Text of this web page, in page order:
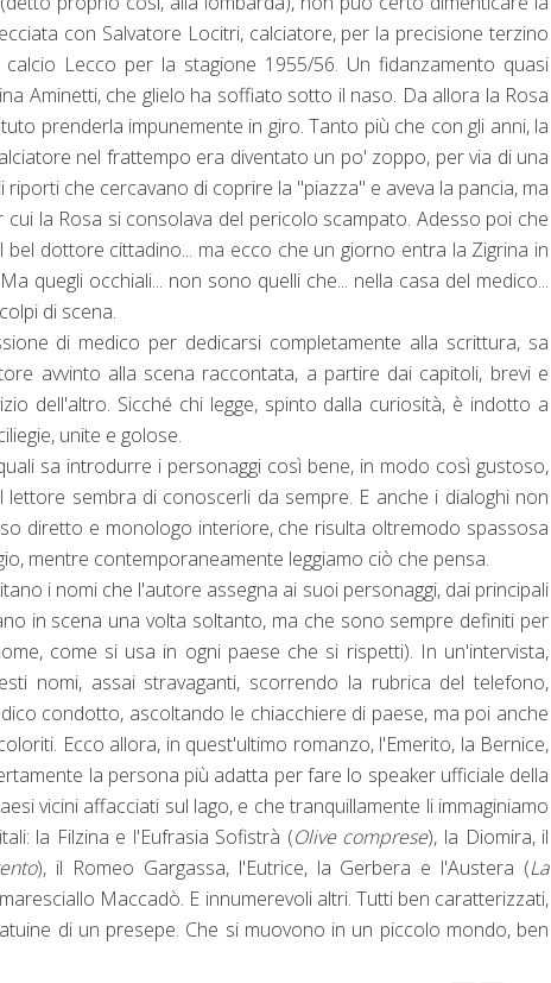
con Salvatore Locitri, calciatore, per la precisione terzino
Lecco per la stagione 1955/56. Un fidanzamento quasi
Aminetti, che glielo ha soffiato sotto il naso. Da allora la Rosa
prenderla impunemente in giro. Tanto più che con gli anni, la
nel frattempo era diventato un po' zoppo, per via di una
che cercavano di coprire la "piazza" e aveva la pancia, ma
la Rosa si consolava del pericolo scampato. Adesso poi che
dottore cittadino... ma ecco che un giorno entra la Zigrina in
quegli occhiali... non sono quelli che... nella casa del medico...
di scena.
di medico per dedicarsi completamente alla scrittura, sa
avvinto alla scena raccontata, a partire dai capitoli, brevi e
dell'altro. Sicché chi legge, spinto dalla curiosità, è indotto a
unite e golose.
sa introdurre i personaggi così bene, in modo così gustoso,
sembra di conoscerli da sempre. E anche i dialoghi non
diretto e monologo interiore, che risulta oltremodo spassosa
mentre contemporaneamente leggiamo ciò che pensa.
i nomi che l'autore assegna ai suoi personaggi, dai principali
in scena una volta soltanto, ma che sono sempre definiti per
come si usa in ogni paese che si rispetti). In un'intervista,
nomi, assai stravaganti, scorrendo la rubrica del telefono,
condotto, ascoltando le chiacchiere di paese, ma poi anche
Ecco allora, in quest'ultimo romanzo, l'Emerito, la Bernice,
la persona più adatta per fare lo speaker ufficiale della
vicini affacciati sul lago, e che tranquillamente li immaginiamo
la Filzina e l'Eufrasia Sofistrà (Olive comprese), la Diomira, il
), il Romeo Gargassa, l'Eutrice, la Gerbera e l'Austera (La
Maccadò. E innumerevoli altri. Tutti ben caratterizzati,
di un presepe. Che si muovono in un piccolo mondo, ben